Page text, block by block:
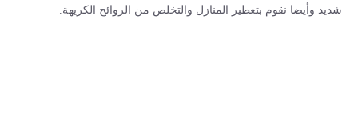
شديد وأيضا نقوم بتعطير المنازل والتخلص من الروائح الكريهة.